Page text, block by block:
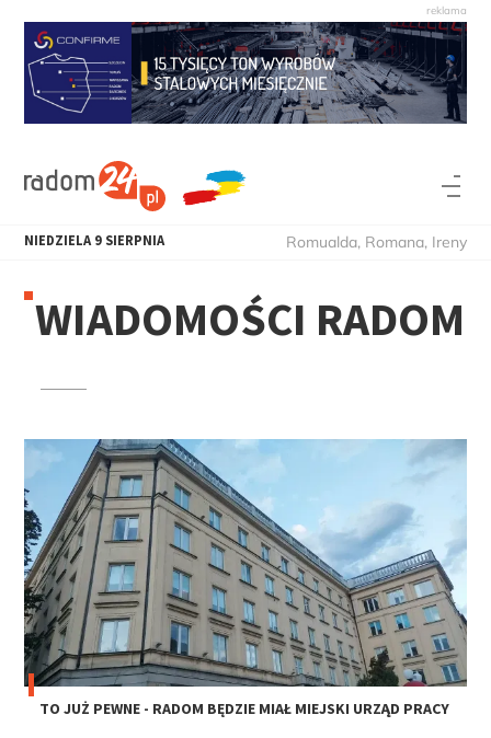
NIEDZIELA 9 SIERPNIA Romualda, Romana, Ireny
WIADOMOŚCI RADOM
TO JUŻ PEWNE - RADOM BĘDZIE MIAŁ MIEJSKI URZĄD PRACY